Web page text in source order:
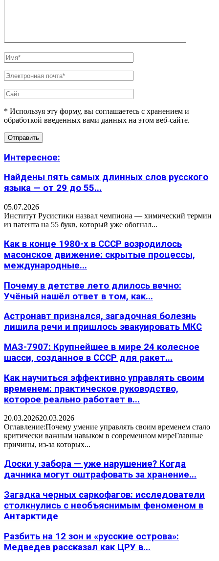
* Используя эту форму, вы соглашаетесь с хранением и
обработкой введенных вами данных на этом веб-сайте.
Интересное:
Найдены пять самых длинных слов русского
языка — от 29 до 55...
05.07.2026
Институт Русистики назвал чемпиона — химический термин
из патента на 55 букв, который уже обогнал...
Как в конце 1980-х в СССР возродилось
масонское движение: скрытые процессы,
международные...
Почему в детстве лето длилось вечно:
Учёный нашёл ответ в том, как...
Астронавт признался, загадочная болезнь
лишила речи и пришлось эвакуировать МКС
МАЗ-7907: Крупнейшее в мире 24 колесное
шасси, созданное в СССР для ракет...
Как научиться эффективно управлять своим
временем: практическое руководство,
которое реально работает в...
20.03.202620.03.2026
Оглавление:Почему умение управлять своим временем стало
критически важным навыком в современном миреГлавные
причины, из-за которых...
Доски у забора — уже нарушение? Когда
дачника могут оштрафовать за хранение...
Загадка черных саркофагов: исследователи
столкнулись с необъяснимым феноменом в
Антарктиде
Разбить на 12 зон и «русские острова»:
Медведев рассказал как ЦРУ в...